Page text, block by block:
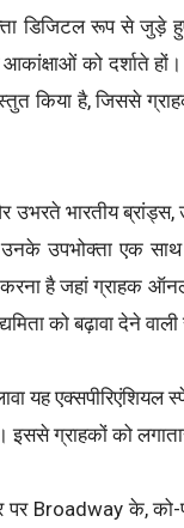
डिजिटल रूप से जुड़े
को दर्शाते
किया है, जिससे
भारतीय ब्रांड्स,
उपभोक्ता एक
करना है जहां ग्राहक
को बढ़ावा देने
यह
इससे ग्राहकों को
Broadway के, को-